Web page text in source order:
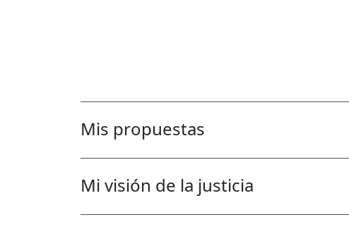
Mis propuestas
Mi visión de la justicia